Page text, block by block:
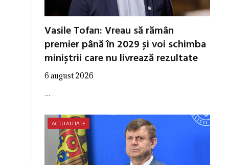
Vasile Tofan: Vreau să rămân
premier până în 2029 și voi schimba
miniștrii care nu livrează rezultate
6 august 2026
…
ACTUALITATE